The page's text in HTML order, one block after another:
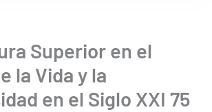
Superior en el
la Vida y la
en el Siglo XXI 75